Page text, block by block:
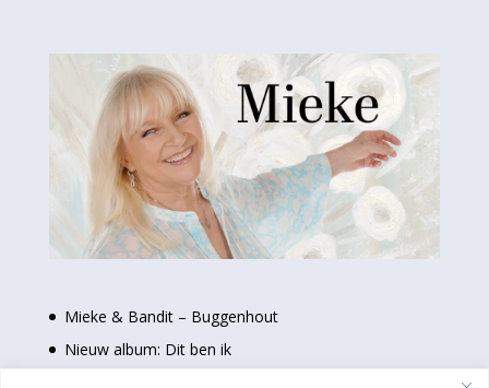
Mieke & Bandit – Buggenhout
Nieuw album: Dit ben ik